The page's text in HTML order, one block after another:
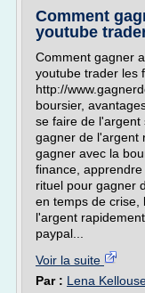
Comment
youtube
Comment gagner
youtube trader les
http://
boursier,
se faire de
gagner de l'argent
gagner avec la
finance,
rituel pour gagner
en temps de crise,
l'argent
paypal...
Voir la suite
Par : Lena